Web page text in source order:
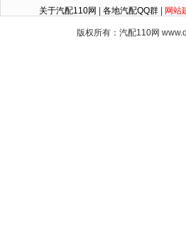
关于汽配110网 各地汽配QQ群 网站
版权所有：汽配110网